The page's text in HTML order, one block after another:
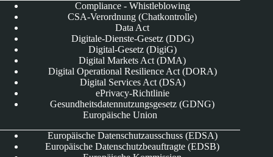
Compliance - Whistleblowing
CSA-Verordnung (Chatkontrolle)
Data Act
Digitale-Dienste-Gesetz (DDG)
Digital-Gesetz (DigiG)
Digital Markets Act (DMA)
Digital Operational Resilience Act (DORA)
Digital Services Act (DSA)
ePrivacy-Richtlinie
Gesundheitsdatennutzungsgesetz (GDNG)
Europäische Union
Europäische Datenschutzausschuss (EDSA)
Europäische Datenschutzbeauftragte (EDSB)